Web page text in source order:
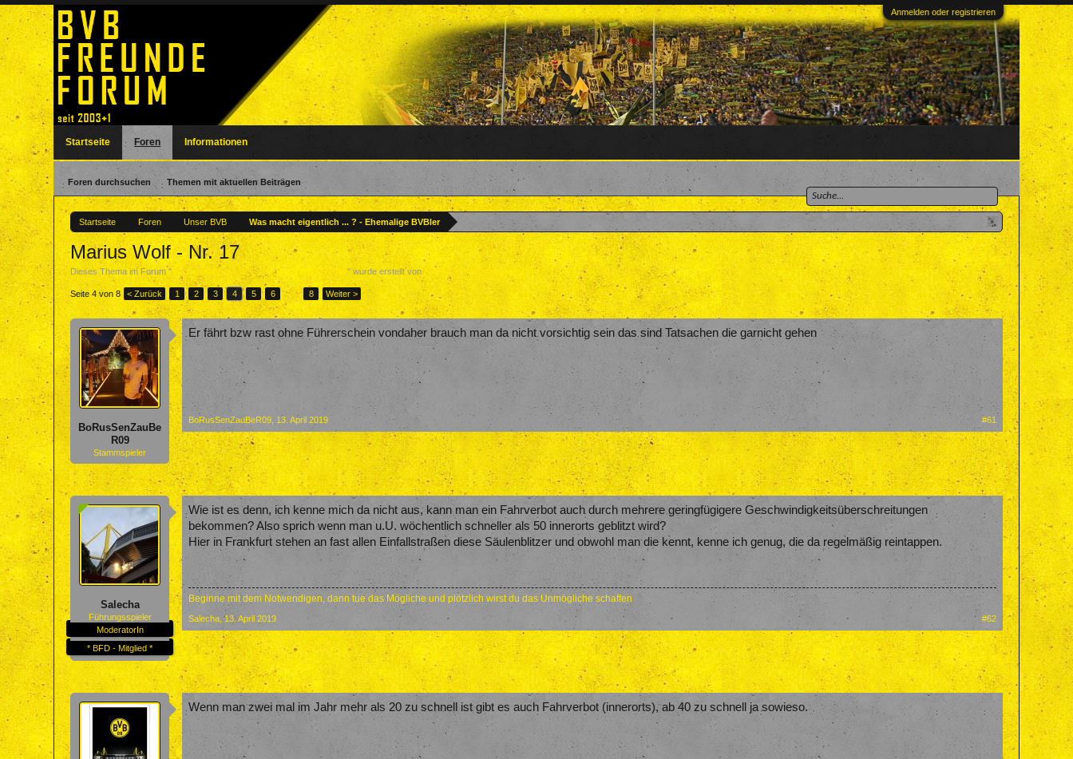
Anmelden oder registrieren
Startseite Foren Unser BVB Was macht eigentlich ... ? - Ehemalige BVBler
Marius Wolf - Nr. 17
Dieses Thema im Forum "Was macht eigentlich ... ? - Ehemalige BVBler" wurde erstellt vonForenteam, 15. August 2018.
Seite 4 von 8 < Zurück 1 2 3 4 5 6 → 8 Weiter >
BoRusSenZauBe
R09
Stammspieler
Er fährt bzw rast ohne Führerschein vondaher brauch man da nicht vorsichtig sein das sind Tatsachen die garnicht gehen
BoRusSenZauBeR09 13. April 2019 #61
Salecha
Führungsspieler
ModeratorIn
* BFD - Mitglied *
Wie ist es denn, ich kenne mich da nicht aus, kann man ein Fahrverbot auch durch mehrere geringfügigere Geschwindigkeitsüberschreitungen
bekommen? Also sprich wenn man u.U. wöchentlich schneller als 50 innerorts geblitzt wird?
Hier in Frankfurt stehen an fast allen Einfallstraßen diese Säulenblitzer und obwohl man die kennt, kenne ich genug, die da regelmäßig reintappen.
Beginne mit dem Notwendigen, dann tue das Mögliche und plötzlich wirst du das Unmögliche schaffen
Salecha 13. April 2019 #62
Wenn man zwei mal im Jahr mehr als 20 zu schnell ist gibt es auch Fahrverbot (innerorts), ab 40 zu schnell ja sowieso.
Startseite Foren
Foren durchsuchen Themen mit aktuellen Beiträgen
Informationen